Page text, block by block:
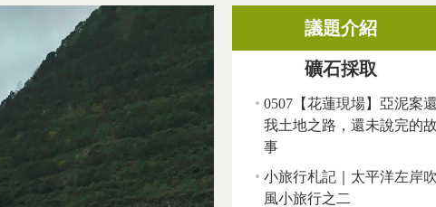
議題介紹
礦石採取
0507【花蓮現場】亞泥案還
我土地之路，還未說完的故
事
小旅行札記｜太平洋左岸吹
風小旅行之二